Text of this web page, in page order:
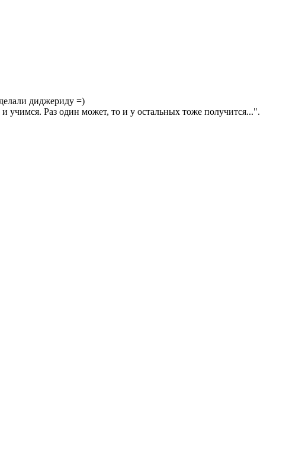
диджериду =)
Раз один может, то и у остальных тоже получится...".